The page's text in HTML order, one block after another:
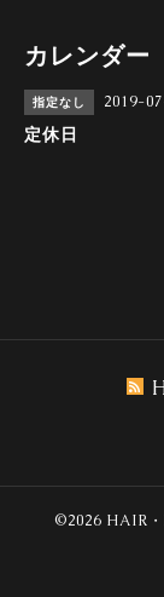
カレンダー
指定なし 2019-
定休日
©2026 HAIR